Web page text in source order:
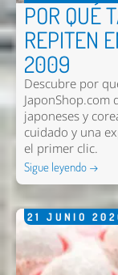
POR QUÉ
REPITEN
2009
Descubre por
japoneses y
cuidado y una
el primer clic.
Sigue leyendo →
21 JUNIO